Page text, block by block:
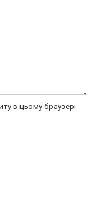
в цьому браузері